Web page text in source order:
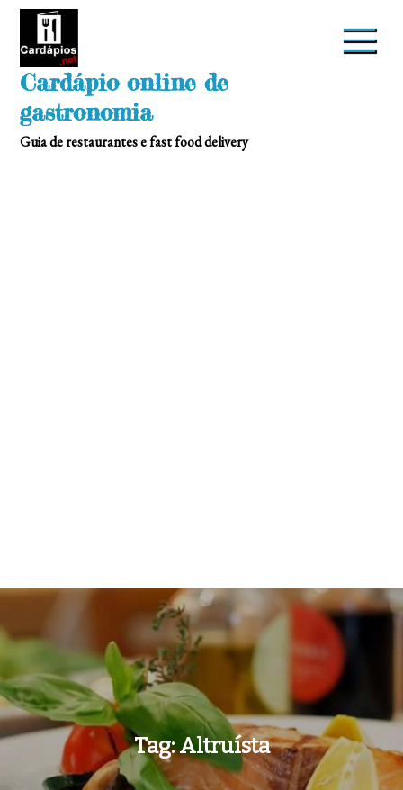
Skip
Cardápio online de
gastronomia
Guia de restaurantes e fast food delivery
Tag:Altruísta